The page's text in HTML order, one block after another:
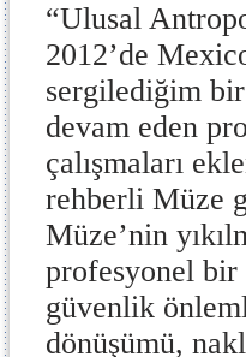
“Ulusal
2012’de
sergilediğim
devam eden
çalışmaları
rehberli Müze
Müze’nin
profesyonel bir
güvenlik
dönüşümü,